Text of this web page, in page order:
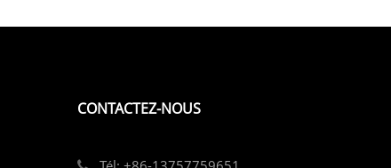
CONTACTEZ-NOUS